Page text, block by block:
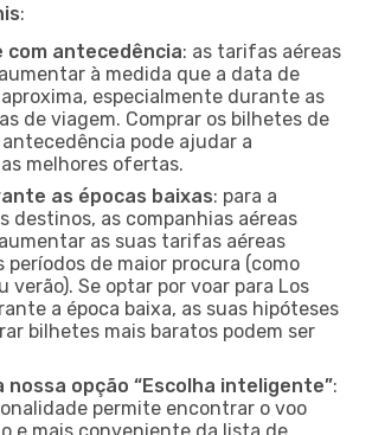
:
com antecedência: as tarifas aéreas
à medida que a data de
especialmente durante as
de viagem. Comprar os bilhetes de
pode ajudar a
melhores ofertas.
as épocas baixas: para a
destinos, as companhias aéreas
as suas tarifas aéreas
períodos de maior procura (como
verão). Se optar por voar para Los
a época baixa, as suas hipóteses
bilhetes mais baratos podem ser
nossa opção “Escolha inteligente”:
permite encontrar o voo